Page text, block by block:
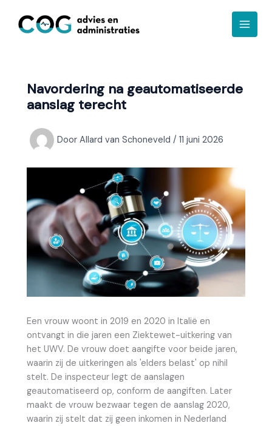
Navordering na geautomatiseerde
aanslag terecht
Door Allard van Schoneveld / 11 juni 2026
Een vrouw woont in 2019 en 2020 in Italië en
ontvangt in die jaren een Ziektewet-uitkering van
het UWV. De vrouw doet aangifte voor beide jaren,
waarin zij de uitkeringen als 'elders belast' op nihil
stelt. De inspecteur legt de aanslagen
geautomatiseerd op, conform de aangiften. Later
maakt de vrouw bezwaar tegen de aanslag 2020,
waarin zij stelt dat zij geen inkomen in Nederland